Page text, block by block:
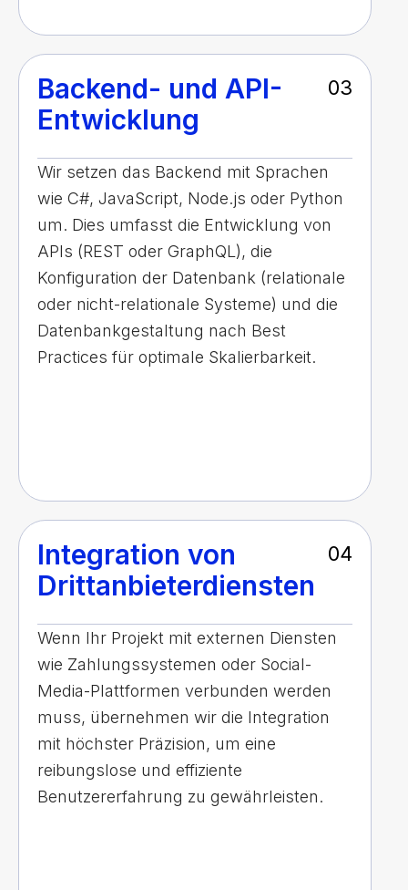
Backend- und API-
Entwicklung
03
Wir setzen das Backend mit Sprachen
wie C#, JavaScript, Node.js oder Python
um. Dies umfasst die Entwicklung von
APIs (REST oder GraphQL), die
Konfiguration der Datenbank (relationale
oder nicht-relationale Systeme) und die
Datenbankgestaltung nach Best
Practices für optimale Skalierbarkeit.
Integration von
Drittanbieterdiensten
04
Wenn Ihr Projekt mit externen Diensten
wie Zahlungssystemen oder Social-
Media-Plattformen verbunden werden
muss, übernehmen wir die Integration
mit höchster Präzision, um eine
reibungslose und effiziente
Benutzererfahrung zu gewährleisten.